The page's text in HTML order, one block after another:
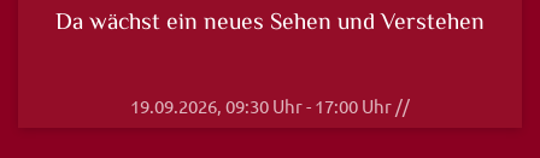
Da wächst ein neues Sehen und Verstehen
19.09.2026, 09:30 Uhr - 17:00 Uhr //